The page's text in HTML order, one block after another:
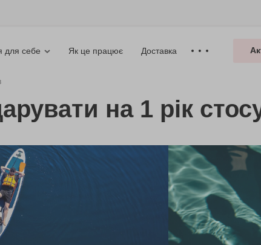
для себе Як це працює Доставка
на 1 рік